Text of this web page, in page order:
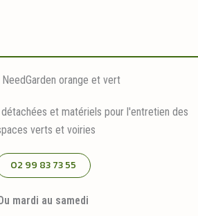
et matériels pour l'entretien des
verts et voiries
02 99 83 73 55
Du mardi au samedi